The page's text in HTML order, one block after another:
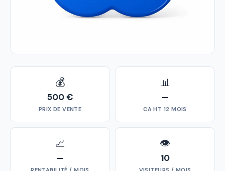
💰
500 €
PRIX DE VENTE
📊
—
CA HT 12 MOIS
📈
—
👁
10